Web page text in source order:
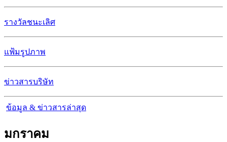
รางวัลชนะเลิศ
แฟ้มรูปภาพ
ข่าวสารบริษัท
ข้อมูล & ข่าวสารล่าสุด
มกราคม